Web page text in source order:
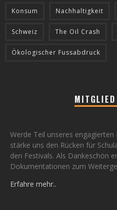
Konsum Nachhaltigkeit
Schweiz The Oil Crash
Ökologischer Fussabdruck
MITGLIED
Werde Teil unseres
stärke uns den Rücken für
den Festivals. Als Dankeschön
Dokumentationen zum
Erfahre mehr..